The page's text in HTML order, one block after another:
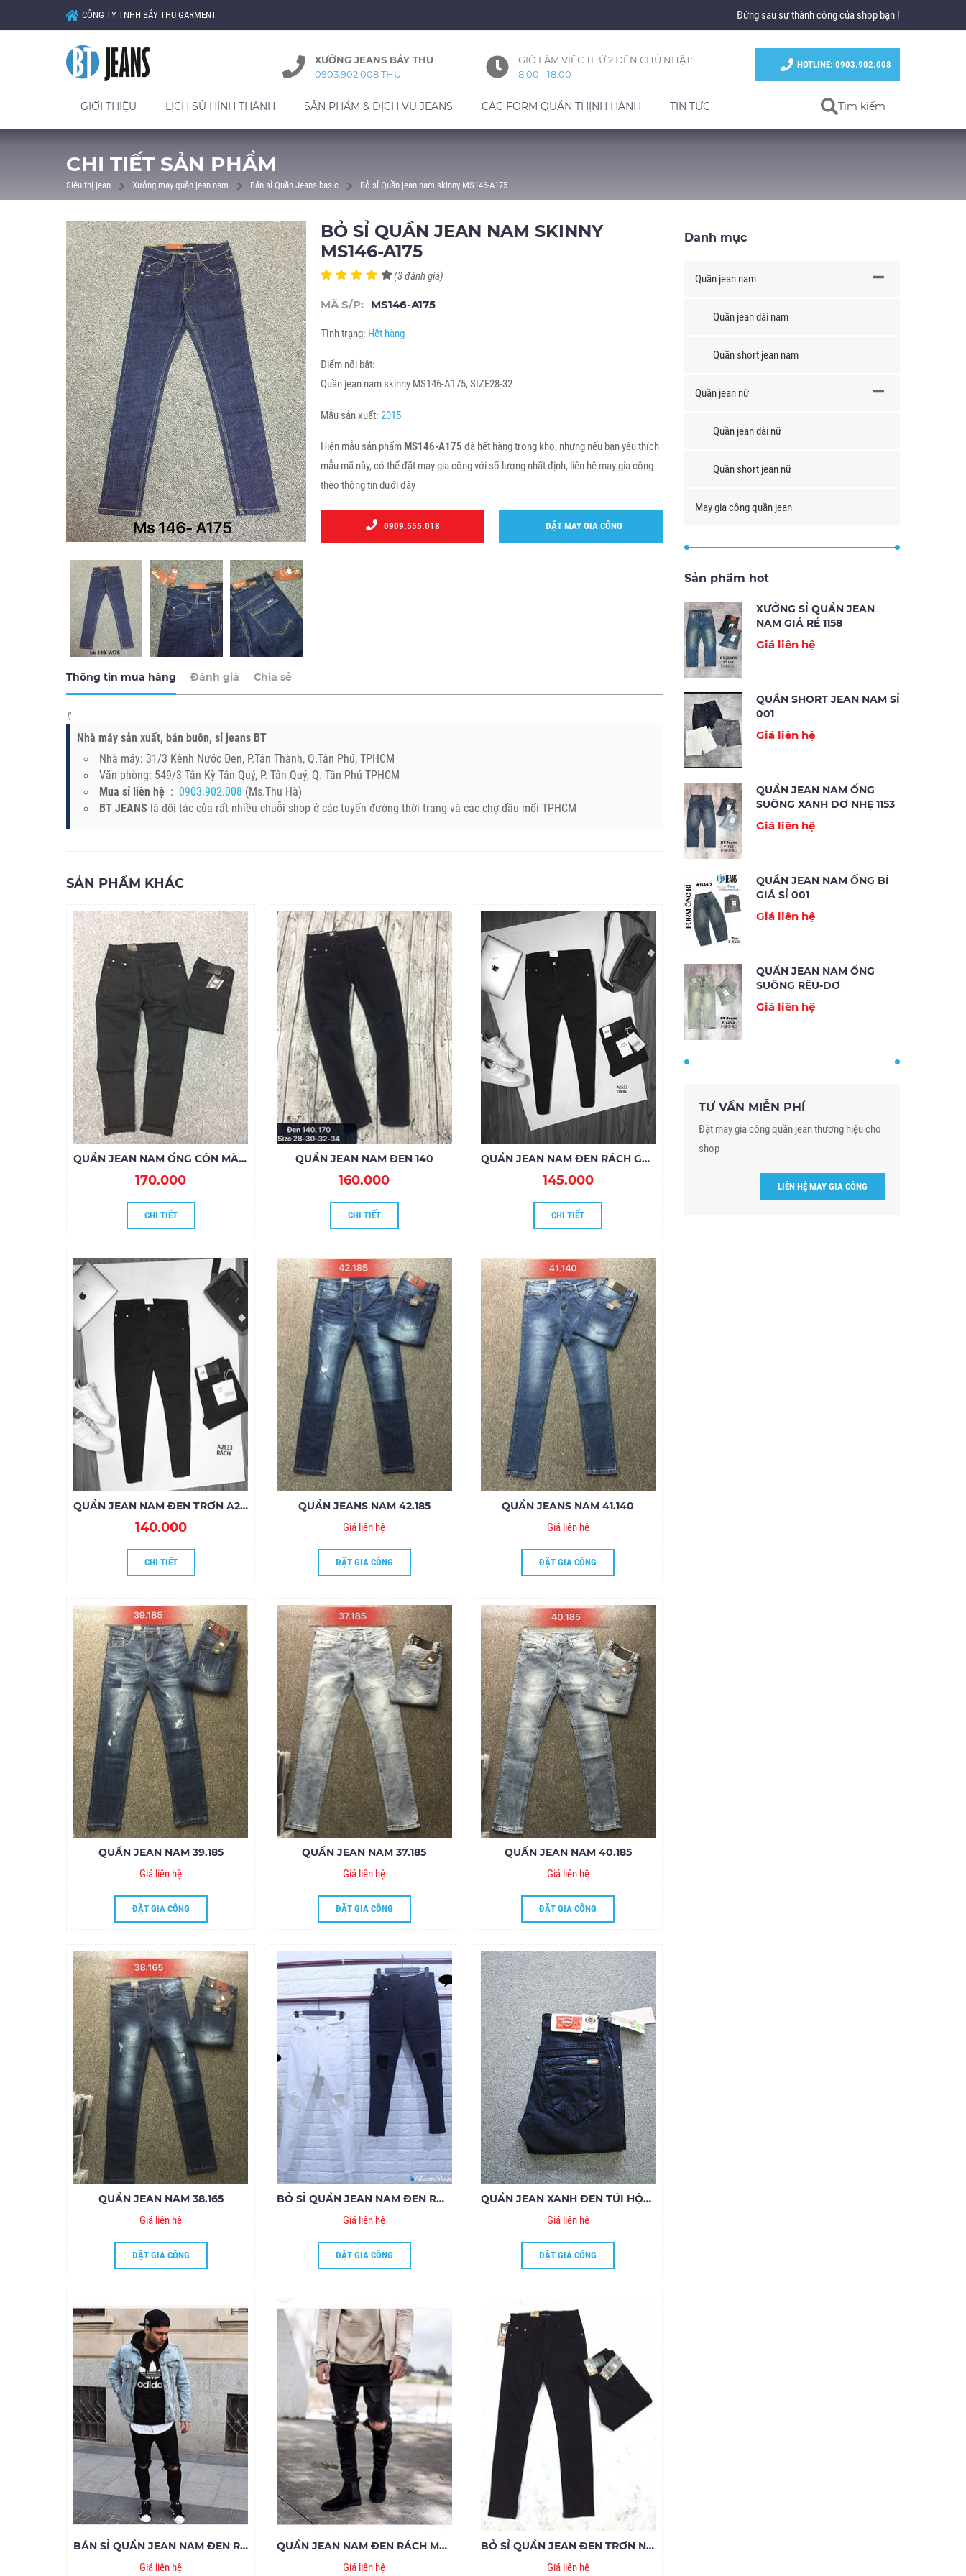
CÔNG TY TNHH BẢY THU GARMENT Đứng sau sự thành công của shop bạn !
XƯỞNG JEANS BẢY THU
0903.902.008 THU
GIỜ LÀM VIỆC THỨ 2 ĐẾN CHỦ NHẬT:
8:00 - 18:00
HOTLINE: 0903.902.008
GIỚI THIỆU LỊCH SỬ HÌNH THÀNH SẢN PHẨM & DỊCH VỤ JEANS CÁC FORM QUẦN THỊNH HÀNH TIN TỨC Tìm kiếm
CHI TIẾT SẢN PHẨM
Siêu thị jean Xưởng may quần jean nam Bán sỉ Quần Jeans basic Bỏ sỉ Quần jean nam skinny MS146-A175
BỎ SỈ QUẦN JEAN NAM SKINNY
MS146-A175
(3 đánh giá)
MÃ S/P: MS146-A175
Tình trạng: Hết hàng
Điểm nổi bật:
Quần jean nam skinny MS146-A175, SIZE28-32
Mẫu sản xuất:2015
Hiện mẫu sản phẩm MS146-A175 đã hết hàng trong kho, nhưng nếu bạn yêu thích
mẫu mã này, có thể đặt may gia công với số lượng nhất định, liên hệ may gia công
theo thông tin dưới đây
0909.555.018 ĐẶT MAY GIA CÔNG
Thông tin mua hàng Đánh giá Chia sẻ
#
Nhà máy sản xuất, bán buôn, sỉ jeans BT
Nhà máy: 31/3 Kênh Nước Đen, P.Tân Thành, Q.Tân Phú, TPHCM
Văn phòng: 549/3 Tân Kỳ Tân Quý, P. Tân Quý, Q. Tân Phú TPHCM
Mua sỉ liên hệ : 0903.902.008 (Ms.Thu Hà)
BT JEANS là đối tác của rất nhiều chuỗi shop ở các tuyến đường thời trang và các chợ đầu mối TPHCM
SẢN PHẨM KHÁC
QUẦN JEAN NAM ỐNG CÔN MÀU ĐEN
170.000
CHI TIẾT
QUẦN JEAN NAM ĐEN 140
160.000
CHI TIẾT
QUẦN JEAN NAM ĐEN RÁCH GỐI A2S33
145.000
CHI TIẾT
QUẦN JEAN NAM ĐEN TRƠN A2S33
140.000
CHI TIẾT
QUẦN JEANS NAM 42.185
Giá liên hệ
ĐẶT GIA CÔNG
QUẦN JEANS NAM 41.140
Giá liên hệ
ĐẶT GIA CÔNG
QUẦN JEAN NAM 39.185
Giá liên hệ
ĐẶT GIA CÔNG
QUẦN JEAN NAM 37.185
Giá liên hệ
ĐẶT GIA CÔNG
QUẦN JEAN NAM 40.185
Giá liên hệ
ĐẶT GIA CÔNG
QUẦN JEAN NAM 38.165
Giá liên hệ
ĐẶT GIA CÔNG
BỎ SỈ QUẦN JEAN NAM ĐEN RÁCH, TRƠN. V6.160
Giá liên hệ
ĐẶT GIA CÔNG
QUẦN JEAN XANH ĐEN TÚI HỘP GIÁ RẺ MS106.155
Giá liên hệ
ĐẶT GIA CÔNG
BÁN SỈ QUẦN JEAN NAM ĐEN RÁCH MS283-V160
Giá liên hệ
QUẦN JEAN NAM ĐEN RÁCH MS281-B160
Giá liên hệ
BỎ SỈ QUẦN JEAN ĐEN TRƠN NAM SKINNY MS01-L150
Giá liên hệ
Danh mục
Quần jean nam
Quần jean dài nam
Quần short jean nam
Quần jean nữ
Quần jean dài nữ
Quần short jean nữ
May gia công quần jean
Sản phẩm hot
XƯỞNG SỈ QUẦN JEAN
NAM GIÁ RẺ 1158
Giá liên hệ
QUẦN SHORT JEAN NAM SỈ
001
Giá liên hệ
QUẦN JEAN NAM ỐNG
SUÔNG XANH DƠ NHẸ 1153
Giá liên hệ
QUẦN JEAN NAM ỐNG BÍ
GIÁ SỈ 001
Giá liên hệ
QUẦN JEAN NAM ỐNG
SUÔNG RÊU-DƠ
Giá liên hệ
TƯ VẤN MIỄN PHÍ
Đặt may gia công quần jean thương hiệu cho
shop
LIÊN HỆ MAY GIA CÔNG